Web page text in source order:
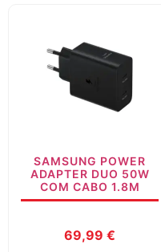
SAMSUNG POWER
ADAPTER DUO 50W
COM CABO 1.8M
69,99 €